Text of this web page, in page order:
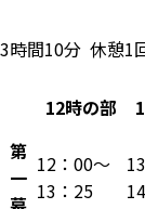
3時間10分 休憩1
12時の部
第
一
12：00～
13：25